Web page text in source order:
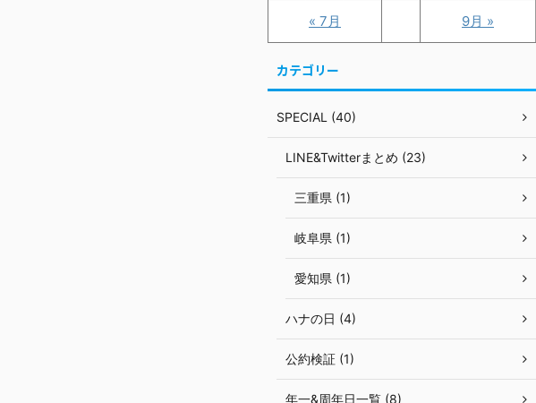
« 7月 9月 »
カテゴリー
SPECIAL (40)
LINE&Twitterまとめ (23)
三重県 (1)
岐阜県 (1)
愛知県 (1)
ハナの日 (4)
公約検証 (1)
年一&周年日一覧 (8)